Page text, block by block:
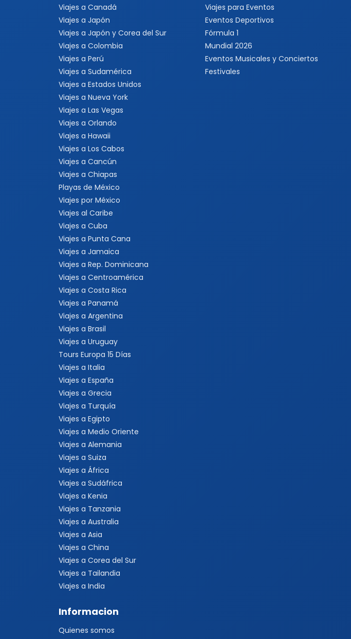
Viajes a Canadá
Viajes a Japón
Viajes a Japón y Corea del Sur
Viajes a Colombia
Viajes a Perú
Viajes a Sudamérica
Viajes a Estados Unidos
Viajes a Nueva York
Viajes a Las Vegas
Viajes a Orlando
Viajes a Hawaii
Viajes a Los Cabos
Viajes a Cancún
Viajes a Chiapas
Playas de México
Viajes por México
Viajes al Caribe
Viajes a Cuba
Viajes a Punta Cana
Viajes a Jamaica
Viajes a Rep. Dominicana
Viajes a Centroamérica
Viajes a Costa Rica
Viajes a Panamá
Viajes a Argentina
Viajes a Brasil
Viajes a Uruguay
Tours Europa 15 Días
Viajes a Italia
Viajes a España
Viajes a Grecia
Viajes a Turquía
Viajes a Egipto
Viajes a Medio Oriente
Viajes a Alemania
Viajes a Suiza
Viajes a África
Viajes a Sudáfrica
Viajes a Kenia
Viajes a Tanzania
Viajes a Australia
Viajes a Asia
Viajes a China
Viajes a Corea del Sur
Viajes a Tailandia
Viajes a India
Viajes para Eventos
Eventos Deportivos
Fórmula 1
Mundial 2026
Eventos Musicales y Conciertos
Festivales
Informacion
Quienes somos